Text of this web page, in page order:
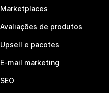
Marketplaces
Avaliações de produtos
Upsell e pacotes
E-mail marketing
SEO